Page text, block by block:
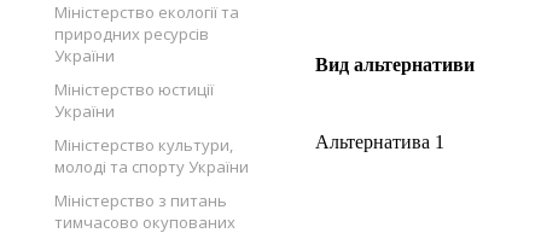
Міністерство екології та
природних ресурсів
України
Міністерство юстиції
України
Міністерство культури,
молоді та спорту України
Міністерство з питань
тимчасово окупованих
Вид альтернативи
Альтернатива 1